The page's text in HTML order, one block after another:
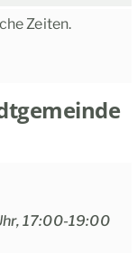
Zeiten.
17:00-19:00